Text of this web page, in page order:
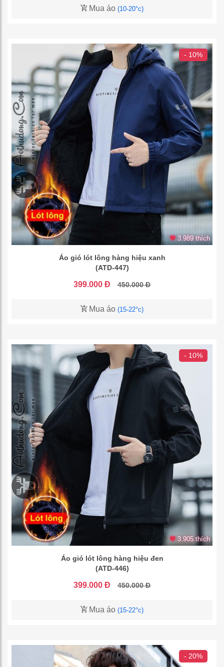
Mua áo (10-20°c)
- 10%
3.989 thích
Áo gió lót lông hàng hiệu xanh
(ATD-447)
399.000 Đ 450.000 Đ
Mua áo (15-22°c)
- 10%
3.905 thích
Áo gió lót lông hàng hiệu đen
(ATD-446)
399.000 Đ 450.000 Đ
Mua áo (15-22°c)
- 20%